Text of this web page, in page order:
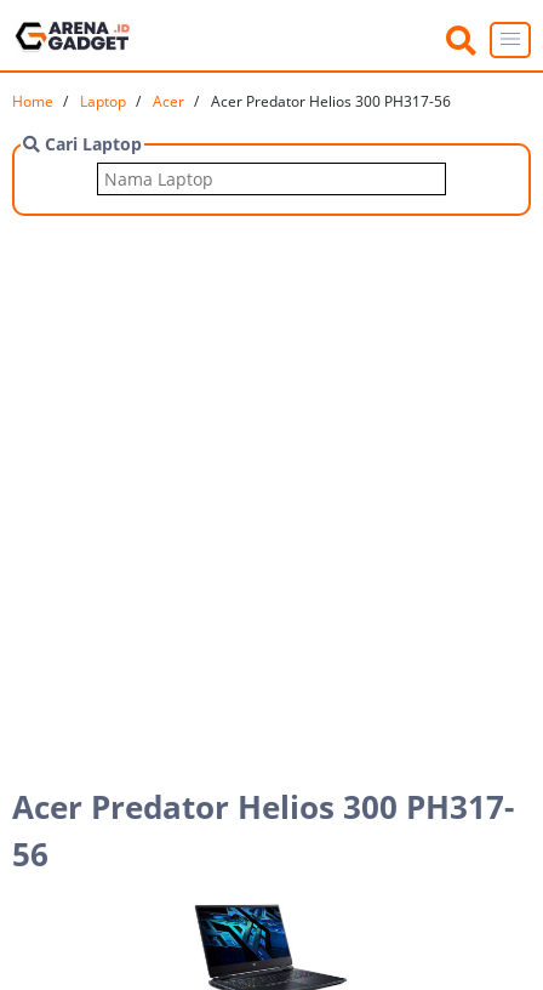
Home Laptop Acer Acer Predator Helios 300 PH317-56
Cari Laptop
Acer Predator Helios 300 PH317-
56